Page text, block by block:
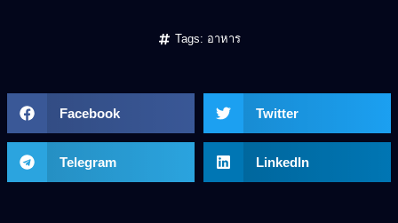
Tags: อาหาร
Facebook Twitter
Telegram LinkedIn